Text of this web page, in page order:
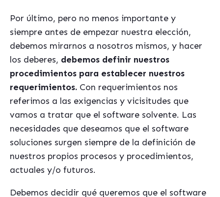
Por último, pero no menos importante y
siempre antes de empezar nuestra elección,
debemos mirarnos a nosotros mismos, y hacer
los deberes, debemos definir nuestros
procedimientos para establecer nuestros
requerimientos. Con requerimientos nos
referimos a las exigencias y vicisitudes que
vamos a tratar que el software solvente. Las
necesidades que deseamos que el software
soluciones surgen siempre de la definición de
nuestros propios procesos y procedimientos,
actuales y/o futuros.
Debemos decidir qué queremos que el software